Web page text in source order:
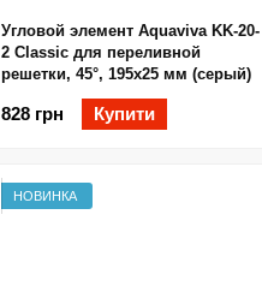
Угловой элемент Aquaviva KK-20-
2 Classic для переливной
решетки, 45°, 195х25 мм (серый)
828 грн Купити
НОВИНКА